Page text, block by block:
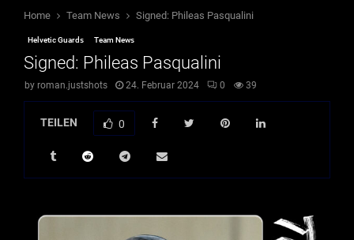
Home Team News Signed: Phileas Pasqualini
Helvetic Guards Team News
Signed: Phileas Pasqualini
by roman.justshots 24. Februar 2024 0 39
TEILEN 0